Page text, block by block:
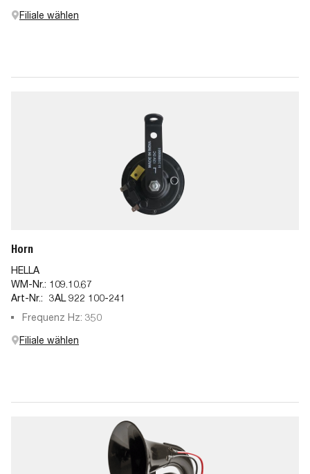
Filiale wählen
Horn
HELLA
WM-Nr.: 109.10.67
Art-Nr.: 3AL 922 100-241
Frequenz Hz: 350
Filiale wählen